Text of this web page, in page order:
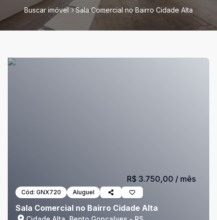
Buscar imóvel Sala Comercial no Bairro Cidade Alta
Cód: GNX720 Aluguel
Sala Comercial no Bairro Cidade Alta
R$ 3.750,00 / mês